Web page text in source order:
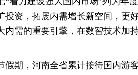
投资，拓展内需增长新空间，更
内需的重要引擎，在数智技术加
假期，河南全省累计接待国内游